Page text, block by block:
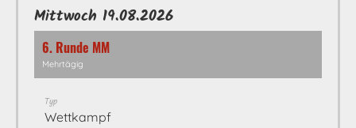
Mittwoch 19.08.2026
6. Runde MM
Mehrtägig
Typ
Wettkampf